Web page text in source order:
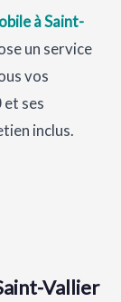
à Saint-
un service
vos
ses
inclus.
Vallier